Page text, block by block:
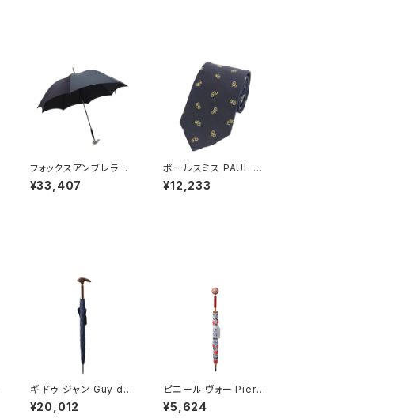
フォックスアンブレラズ
FOX UMBRELLAS 傘
メンズ GT29-GREYH
¥33,407
ポールスミス PAUL S
MITH ネクタイ メンズ
M1A 552M ALU450
¥12,233
ギ ドゥ ジャン Guy de
Jean TETES 長傘 cla
ssic-rabbit-navy ユ
¥20,012
ピエール ヴォー Pierre
Vaux キッズ傘 長傘 ki
ds-25 キッズ マルチカ
¥5,624